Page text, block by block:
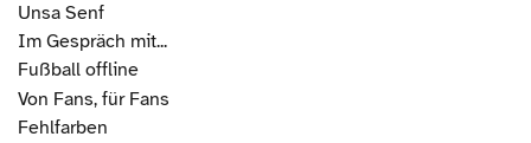
Unsa Senf
Im Gespräch mit...
Fußball offline
Von Fans, für Fans
Fehlfarben